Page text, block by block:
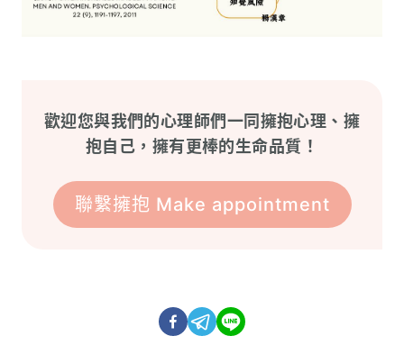
歡迎您與我們的心理師們一同擁抱心理、擁
抱自己，擁有更棒的生命品質！
聯繫擁抱 Make appointment